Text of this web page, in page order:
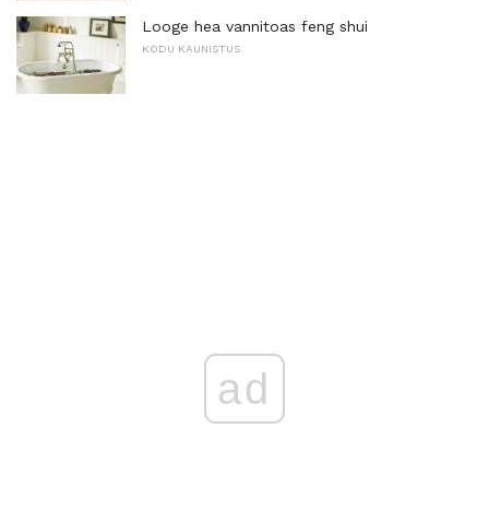
Looge hea vannitoas feng shui
KODU KAUNISTUS
ad